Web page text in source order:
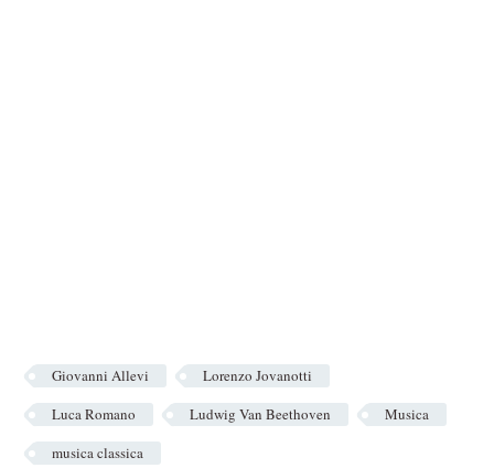
Giovanni Allevi
Lorenzo Jovanotti
Luca Romano
Ludwig Van Beethoven
Musica
musica classica